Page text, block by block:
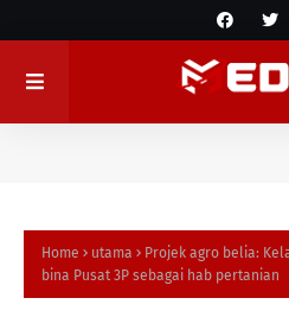
Home utama
Projek agro belia:
bina Pusat 3P sebagai hab pertanian